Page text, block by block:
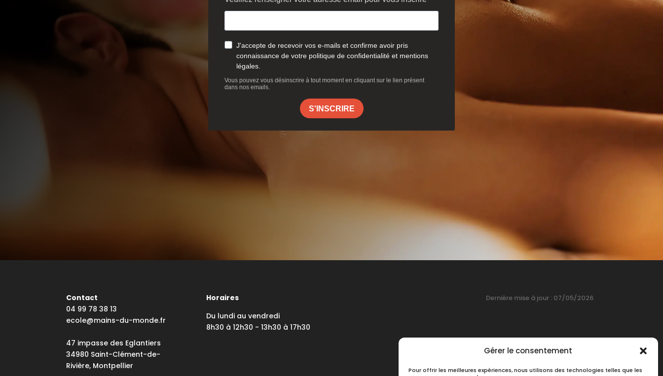
Gérer le consentement
Pour offrir les meilleures expériences, nous utilisons des technologies telles que les
Contact
04 99 78 38 13
ecole@mains-du-monde.fr
47 impasse des Eglantiers
34980 Saint-Clément-de-
Rivière, Montpellier
Horaires
Du lundi au vendredi
8h30 à 12h30 - 13h30 à 17h30
Dernière mise à jour : 07/05/2026